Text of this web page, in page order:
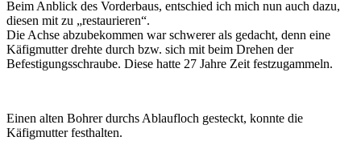
Beim Anblick des Vorderbaus, entschied ich mich nun auch dazu,
diesen mit zu „restaurieren“.
Die Achse abzubekommen war schwerer als gedacht, denn eine
Käfigmutter drehte durch bzw. sich mit beim Drehen der
Befestigungsschraube. Diese hatte 27 Jahre Zeit festzugammeln.
Einen alten Bohrer durchs Ablaufloch gesteckt, konnte die
Käfigmutter festhalten.